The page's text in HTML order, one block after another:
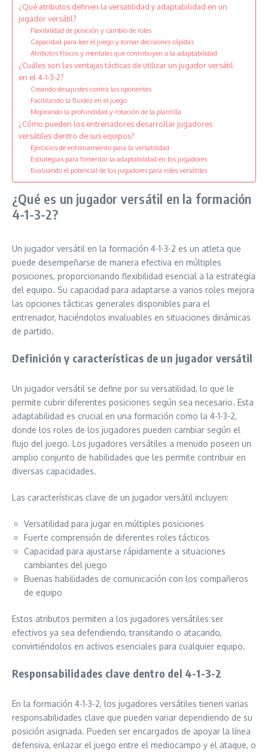
¿Qué atributos definen la versatilidad y adaptabilidad en un
jugador versátil?
Flexibilidad de posición y cambio de roles
Capacidad para leer el juego y tomar decisiones rápidas
Atributos físicos y mentales que contribuyen a la adaptabilidad
¿Cuáles son las ventajas tácticas de utilizar un jugador versátil
en el 4-1-3-2?
Creando desajustes contra los oponentes
Facilitando la fluidez en el juego
Mejorando la profundidad y rotación de la plantilla
¿Cómo pueden los entrenadores desarrollar jugadores
versátiles dentro de sus equipos?
Ejercicios de entrenamiento para la versatilidad
Estrategias para fomentar la adaptabilidad en los jugadores
Evaluando el potencial de los jugadores para roles versátiles
¿Qué es un jugador versátil en la formación
4-1-3-2?
Un jugador versátil en la formación 4-1-3-2 es un atleta que
puede desempeñarse de manera efectiva en múltiples
posiciones, proporcionando flexibilidad esencial a la estrategia
del equipo. Su capacidad para adaptarse a varios roles mejora
las opciones tácticas generales disponibles para el
entrenador, haciéndolos invaluables en situaciones dinámicas
de partido.
Definición y características de un jugador versátil
Un jugador versátil se define por su versatilidad, lo que le
permite cubrir diferentes posiciones según sea necesario. Esta
adaptabilidad es crucial en una formación como la 4-1-3-2,
donde los roles de los jugadores pueden cambiar según el
flujo del juego. Los jugadores versátiles a menudo poseen un
amplio conjunto de habilidades que les permite contribuir en
diversas capacidades.
Las características clave de un jugador versátil incluyen:
Versatilidad para jugar en múltiples posiciones
Fuerte comprensión de diferentes roles tácticos
Capacidad para ajustarse rápidamente a situaciones
cambiantes del juego
Buenas habilidades de comunicación con los compañeros
de equipo
Estos atributos permiten a los jugadores versátiles ser
efectivos ya sea defendiendo, transitando o atacando,
convirtiéndolos en activos esenciales para cualquier equipo.
Responsabilidades clave dentro del 4-1-3-2
En la formación 4-1-3-2, los jugadores versátiles tienen varias
responsabilidades clave que pueden variar dependiendo de su
posición asignada. Pueden ser encargados de apoyar la línea
defensiva, enlazar el juego entre el mediocampo y el ataque, o